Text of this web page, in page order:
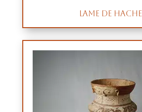
Lame de hache